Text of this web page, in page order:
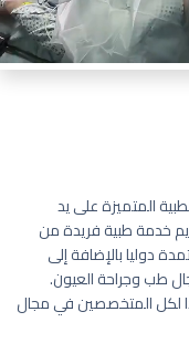
المتميزة على يد
خدمة طبية فريدة من
دوليا بالإضافة إلى
طب وجراحة العيون.
لكل المتخصصين في مجال